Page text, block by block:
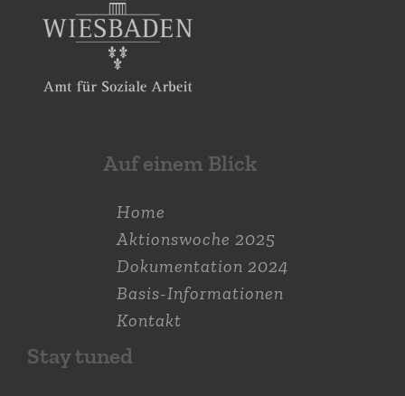
Auf einem Blick
Home
Aktions­woche 2025
Dokumen­tation 2024
Basis-Informationen
Kontakt
Stay tuned